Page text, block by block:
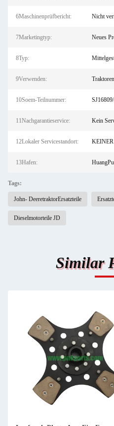
6Maschinenprüfbericht: Nicht
7Marketingtyp: Neues
8Typ:
9Verwenden: Traktoren
10Soem-Teilnummer:
11Nachgarantieservice: Kein
12Lokaler Servicestandort: KEINER
13Hafen:
Tags:
John- DeeretraktorErsatzteile
Dieselmotorteile JD
Similar